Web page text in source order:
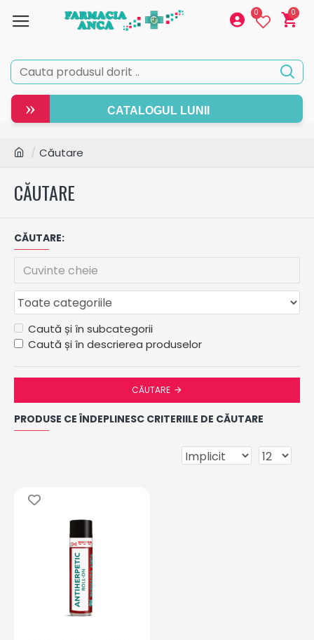
0 0
» CATALOGUL LUNII
Căutare
CĂUTARE
CĂUTARE:
Caută și în subcategorii
Caută și în descrierea produselor
CĂUTARE
PRODUSE CE ÎNDEPLINESC CRITERIILE DE CĂUTARE